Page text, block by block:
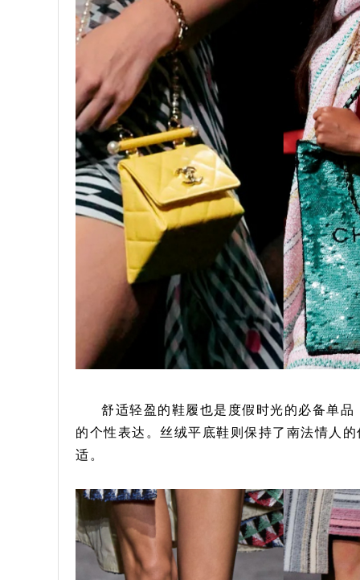
舒适轻盈的鞋履也是度假时光的必备单
的个性表达。丝绒平底鞋则保持了南法情人
适。